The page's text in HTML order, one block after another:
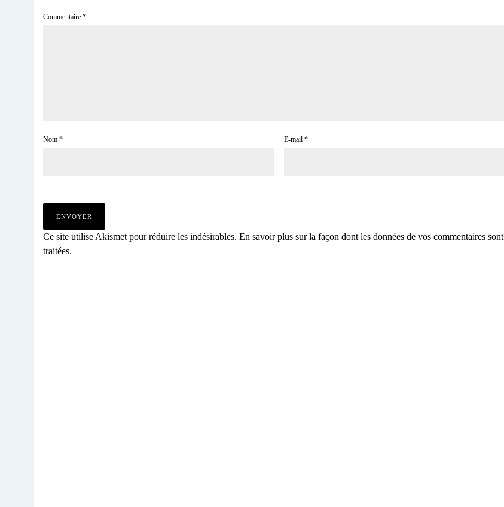
Commentaire *
Nom * E-mail *
Ce site utilise Akismet pour réduire les indésirables. En savoir plus sur la façon dont les données de vos commentaires sont
traitées.